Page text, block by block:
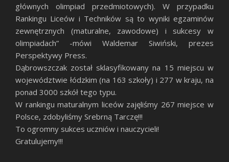
głównych olimpiad przedmiotowych). W przypadku
Rankingu Liceów i Techników są to wyniki egzaminów
zewnętrznych (maturalne, zawodowe) i sukcesy w
olimpiadach” -mówi Waldemar Siwiński, prezes
Perspektywy Press.
Dąbrowszczak został sklasyfikowany na 15 miejscu w
województwie łódzkim (na 163 szkoły) i 277 w kraju, na
ponad 3000 szkół tego typu.
W rankingu maturalnym liceów zajęliśmy 267 miejsce w
Polsce, zdobyliśmy Srebrną Tarczę!!!
To ogromny sukces uczniów i nauczycieli!
Gratulujemy!!!